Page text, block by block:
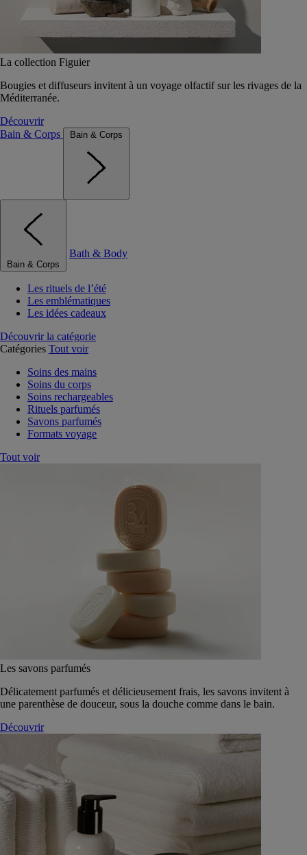
La collection Figuier
Bougies et diffuseurs invitent à un voyage olfactif sur les rivages de la
Méditerranée.
Découvrir
Bain & Corps
Bain & Corps
Bain & Corps
Bath & Body
Les rituels de l’été
Les emblématiques
Les idées cadeaux
Découvrir la catégorie
Catégories Tout voir
Soins des mains
Soins du corps
Soins rechargeables
Rituels parfumés
Savons parfumés
Formats voyage
Tout voir
Les savons parfumés
Délicatement parfumés et délicieusement frais, les savons invitent à
une parenthèse de douceur, sous la douche comme dans le bain.
Découvrir